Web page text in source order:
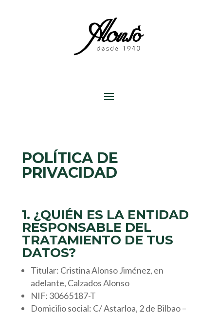
POLÍTICA DE
PRIVACIDAD
1. ¿QUIÉN ES LA ENTIDAD
RESPONSABLE DEL
TRATAMIENTO DE TUS
DATOS?
Titular: Cristina Alonso Jiménez, en
adelante, Calzados Alonso
NIF: 30665187-T
Domicilio social: C/ Astarloa, 2 de Bilbao –